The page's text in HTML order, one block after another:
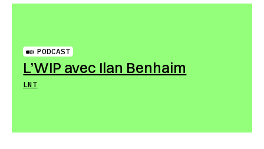
PODCAST
L’WIP avec Ilan Benhaim
LNT